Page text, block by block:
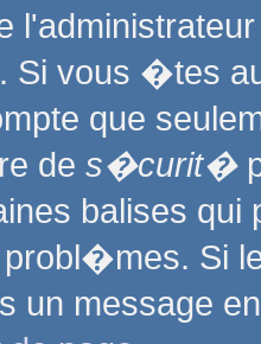
Si vous �tes
que
de s�curit�
balises
Si
un message